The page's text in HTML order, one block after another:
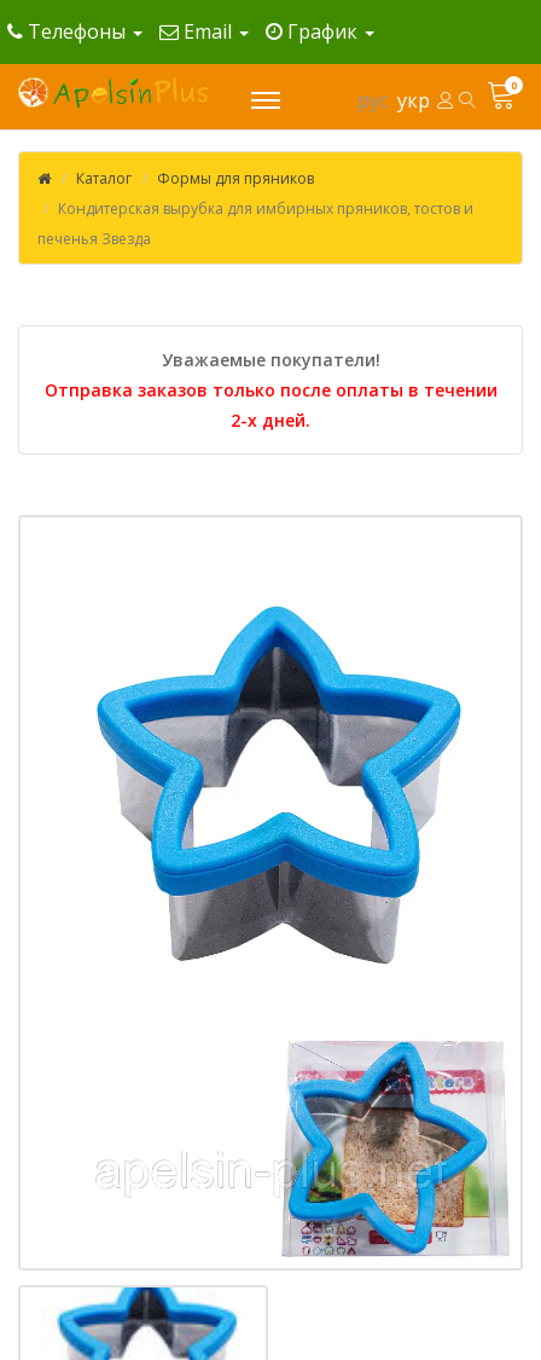
Телефоны Email График
рус укр
0
Каталог
Формы для пряников
Кондитерская вырубка для имбирных пряников, тостов и
печенья Звезда
Уважаемые покупатели!
Отправка заказов только после оплаты в течении
2-х дней.